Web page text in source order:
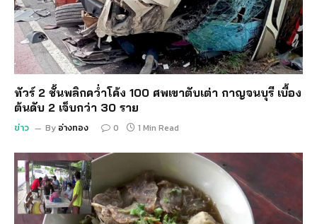
ทัวร์ 2 ชั้นพลิกคว่ำโค้ง 100 ศพเขาตับเต่า กาญจนบุรี เบื้อง
ต้นดับ 2 เจ็บกว่า 30 ราย
ข่าว By อ่างทอง 0 1 Min Read